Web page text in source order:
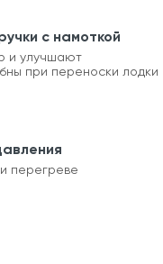
с намоткой
и улучшают
при переноски лодки
перегреве